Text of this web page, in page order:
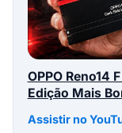
OPPO Reno14
Edição Mais
Assistir no